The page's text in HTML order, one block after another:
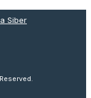
Siber